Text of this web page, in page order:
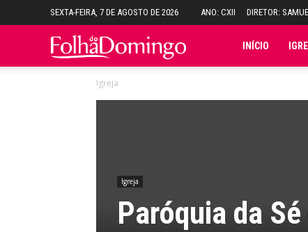
SEXTA-FEIRA, 7 DE AGOSTO DE 2026 ANO: CXII DIRETOR:
Folha INÍCIO
Igreja
Igreja
Paróquia da